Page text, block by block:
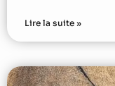
Lire la suite »